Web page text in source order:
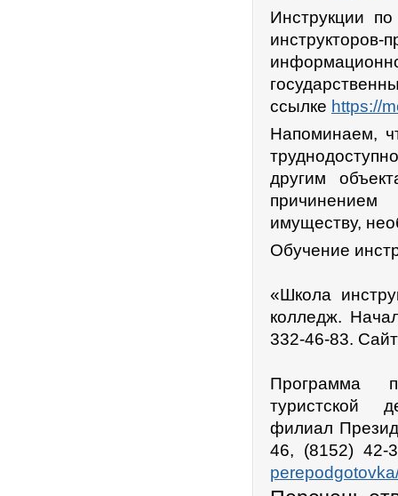
Инструкции
ссылке https://
Напоминаем,
другим
имуществу,
Обучение
«Школа
колледж.
332‑46‑83.
Программа
туристской
филиал
46, (8152)